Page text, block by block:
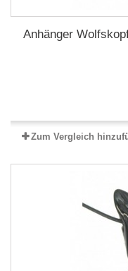
Anhänger
Zum Vergleich